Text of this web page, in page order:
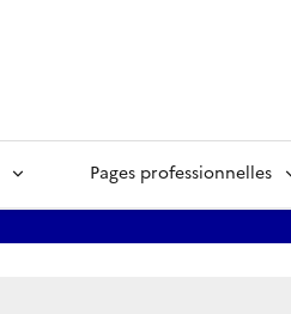
Pages professionnelles